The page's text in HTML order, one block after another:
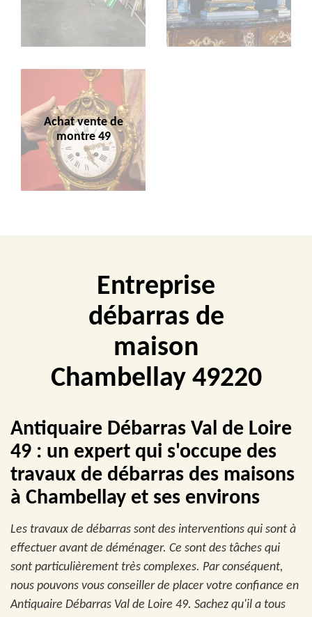
Achat vente de
montre 49
Entreprise
débarras de
maison
Chambellay 49220
Antiquaire Débarras Val de Loire
49 : un expert qui s'occupe des
travaux de débarras des maisons
à Chambellay et ses environs
Les travaux de débarras sont des interventions qui sont à
effectuer avant de déménager. Ce sont des tâches qui
sont particulièrement très complexes. Par conséquent,
nous pouvons vous conseiller de placer votre confiance en
Antiquaire Débarras Val de Loire 49. Sachez qu'il a tous